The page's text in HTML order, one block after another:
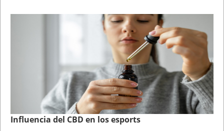
Influencia del CBD en los esports